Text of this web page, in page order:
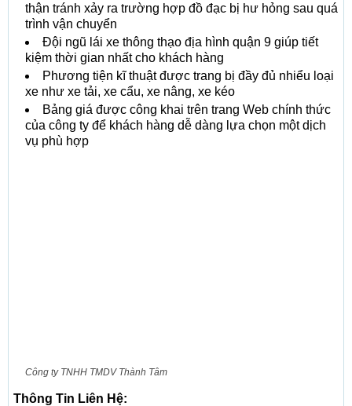
thận tránh xảy ra trường hợp đồ đạc bị hư hỏng sau quá
trình vận chuyển
Đội ngũ lái xe thông thạo địa hình quận 9 giúp tiết
kiệm thời gian nhất cho khách hàng
Phương tiện kĩ thuật được trang bị đầy đủ nhiểu loại
xe như xe tải, xe cẩu, xe nâng, xe kéo
Bảng giá được công khai trên trang Web chính thức
của công ty để khách hàng dễ dàng lựa chọn một dịch
vụ phù hợp
Công ty TNHH TMDV Thành Tâm
Thông Tin Liên Hệ: